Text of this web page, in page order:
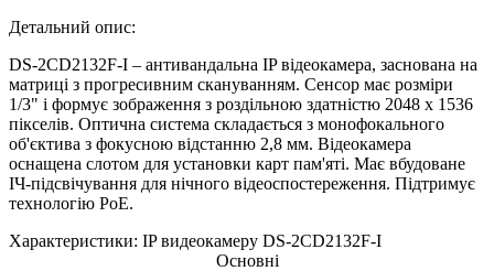
Детальний опис:
DS-2CD2132F-I – антивандальна IP відеокамера, заснована на
матриці з прогресивним скануванням. Сенсор має розміри
1/3" і формує зображення з роздільною здатністю 2048 х 1536
пікселів. Оптична система складається з монофокального
об'єктива з фокусною відстанню 2,8 мм. Відеокамера
оснащена слотом для установки карт пам'яті. Має вбудоване
ІЧ-підсвічування для нічного відеоспостереження. Підтримує
технологію PoE.
Характеристики: IP видеокамеру DS-2CD2132F-I
Основні